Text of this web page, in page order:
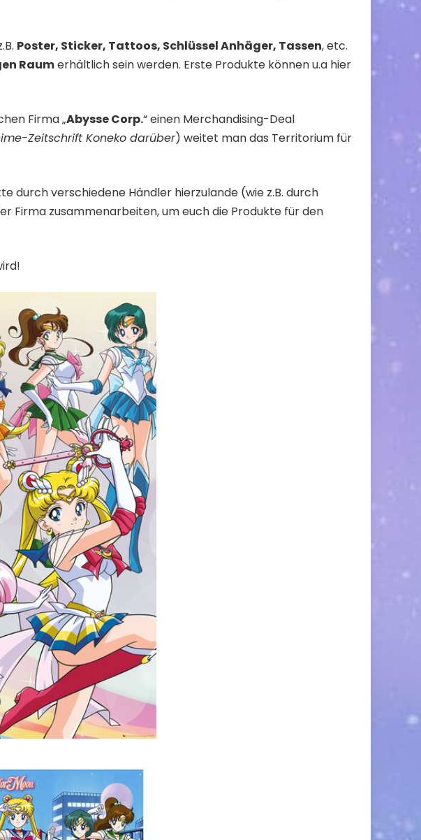
Poster, Sticker, Tattoos, Schlüssel Anhäger, Tassen, etc.
Raumerhältlich sein werden. Erste Produkte können u.a hier
Firma „Abysse Corp.“ einen Merchandising-Deal
Zeitschrift Koneko darüber) weitet man das Territorium für
durch verschiedene Händler hierzulande (wie z.B. durch
Firma zusammenarbeiten, um euch die Produkte für den